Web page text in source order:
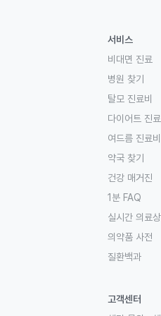
서비스
비대면 진료
병원 찾기
탈모 진료비
다이어트 진료
여드름 진료비
약국 찾기
건강 매거진
1분 FAQ
실시간 의료
의약품 사전
질환백과
고객센터